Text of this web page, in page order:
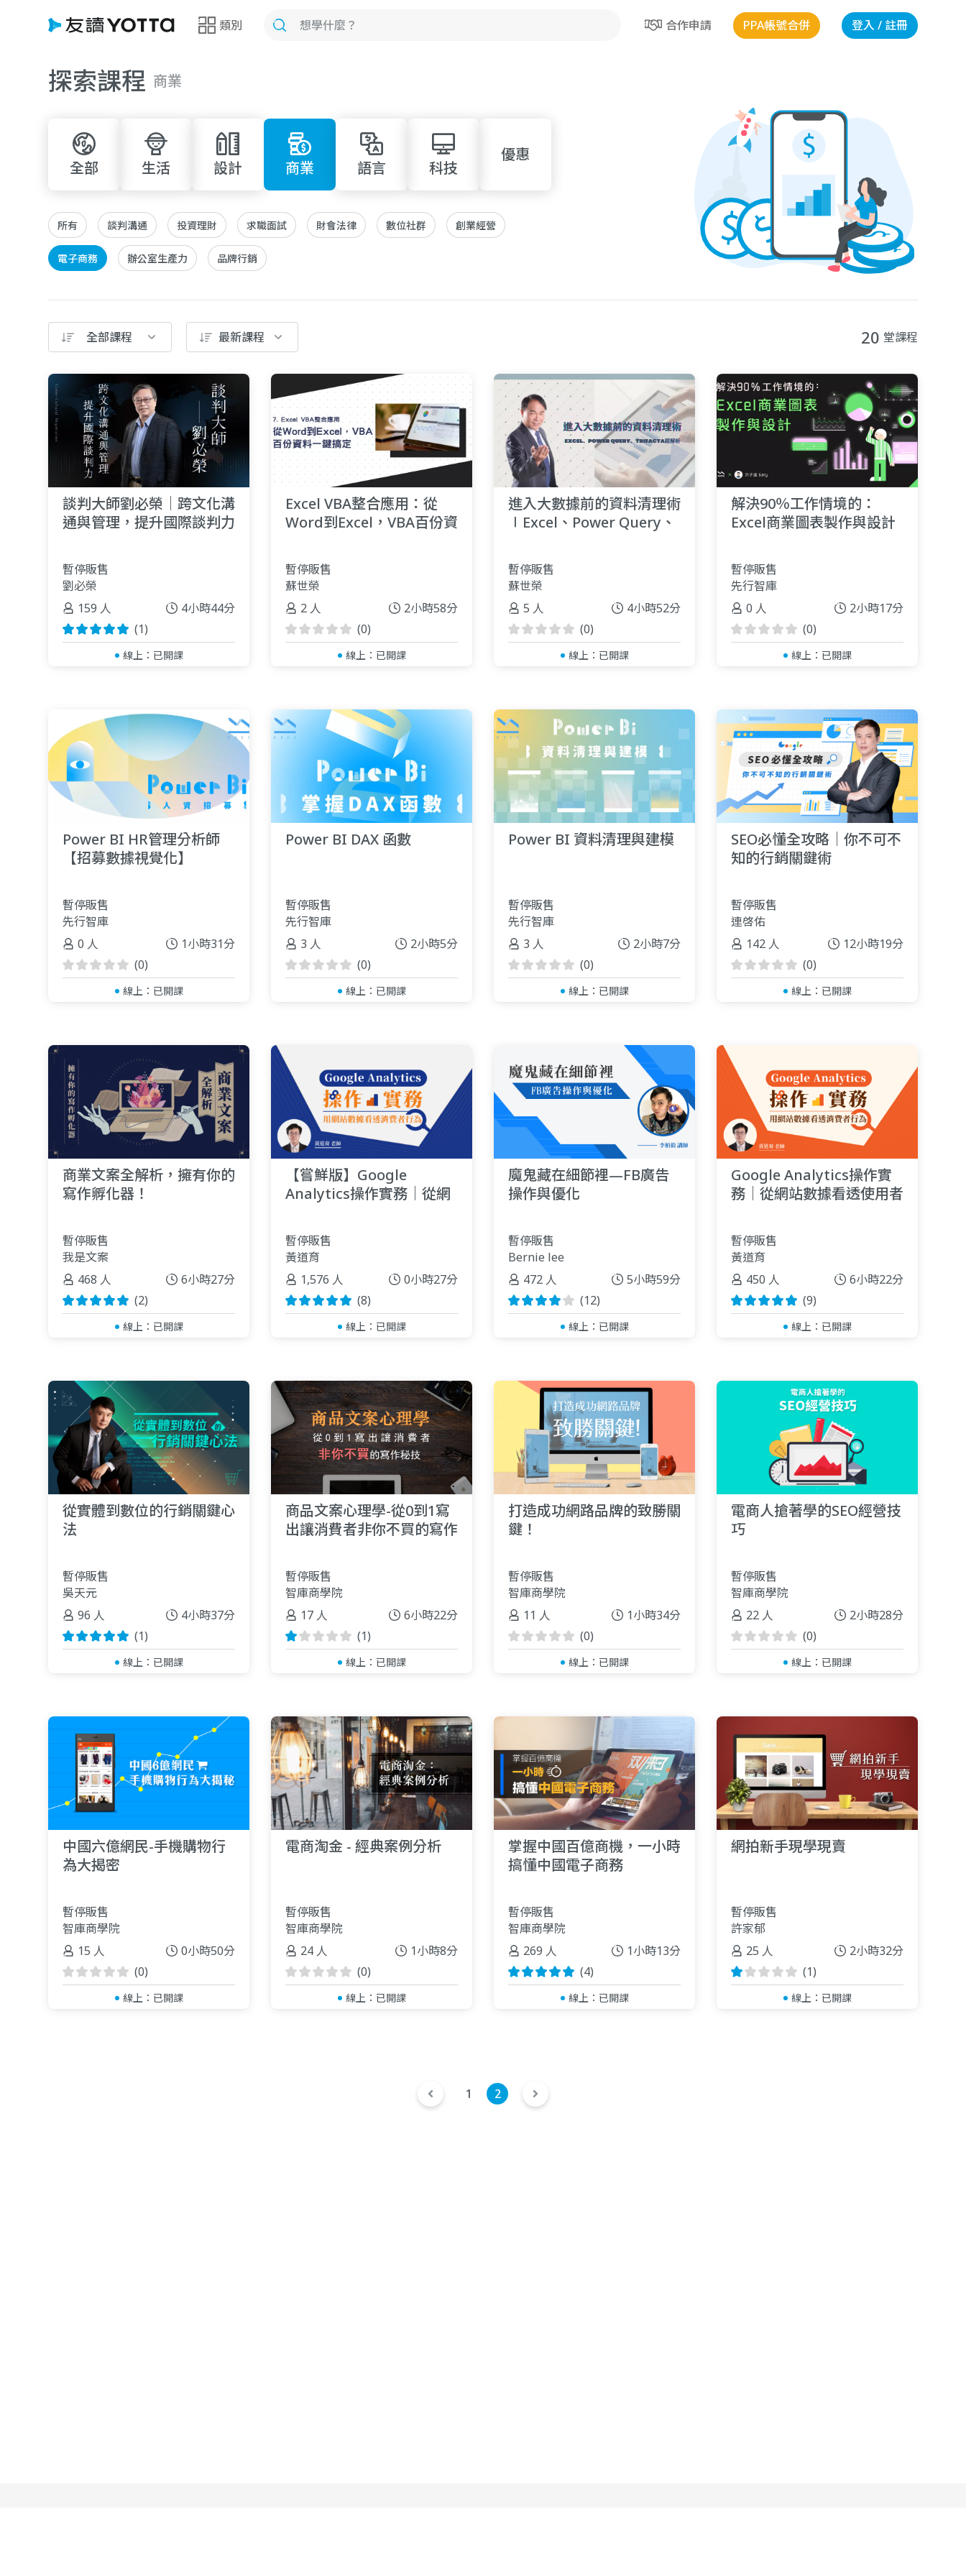
類別 合作申請 PPA帳號合併 登入 / 註冊
探索課程 商業
全部 生活 設計 商業 語言 科技
優惠
所有 談判溝通 投資理財 求職面試 財會法律 數位社群 創業經營
電子商務 辦公室生產力 品牌行銷
全部課程 最新課程 20 堂課程
談判大師劉必榮｜跨文化溝
通與管理，提升國際談判力
暫停販售
劉必榮
159 人
4小時44分
(1)
線上： 已開課
Excel VBA整合應用：從
Word到Excel，VBA百份資
暫停販售
蘇世榮
2 人
2小時58分
(0)
線上： 已開課
進入大數據前的資料清理術
∣Excel、Power Query、
暫停販售
蘇世榮
5 人
4小時52分
(0)
線上： 已開課
解決90％工作情境的：
Excel商業圖表製作與設計
暫停販售
先行智庫
0 人
2小時17分
(0)
線上： 已開課
Power BI HR管理分析師
【招募數據視覺化】
暫停販售
先行智庫
0 人
1小時31分
(0)
線上： 已開課
Power BI DAX 函數
暫停販售
先行智庫
3 人
2小時5分
(0)
線上： 已開課
Power BI 資料清理與建模
暫停販售
先行智庫
3 人
2小時7分
(0)
線上： 已開課
SEO必懂全攻略｜你不可不
知的行銷關鍵術
暫停販售
連啓佑
142 人
12小時19分
(0)
線上： 已開課
商業文案全解析，擁有你的
寫作孵化器！
暫停販售
我是文案
468 人
6小時27分
(2)
線上： 已開課
【嘗鮮版】Google
Analytics操作實務｜從網
暫停販售
黃道育
1,576 人
0小時27分
(8)
線上： 已開課
魔鬼藏在細節裡—FB廣告
操作與優化
暫停販售
Bernie lee
472 人
5小時59分
(12)
線上： 已開課
Google Analytics操作實
務｜從網站數據看透使用者
暫停販售
黃道育
450 人
6小時22分
(9)
線上： 已開課
從實體到數位的行銷關鍵心
法
暫停販售
吳天元
96 人
4小時37分
(1)
線上： 已開課
商品文案心理學-從0到1寫
出讓消費者非你不買的寫作
暫停販售
智庫商學院
17 人
6小時22分
(1)
線上： 已開課
打造成功網路品牌的致勝關
鍵！
暫停販售
智庫商學院
11 人
1小時34分
(0)
線上： 已開課
電商人搶著學的SEO經營技
巧
暫停販售
智庫商學院
22 人
2小時28分
(0)
線上： 已開課
中國六億網民-手機購物行
為大揭密
暫停販售
智庫商學院
15 人
0小時50分
(0)
線上： 已開課
電商淘金 - 經典案例分析
暫停販售
智庫商學院
24 人
1小時8分
(0)
線上： 已開課
掌握中國百億商機，一小時
搞懂中國電子商務
暫停販售
智庫商學院
269 人
1小時13分
(4)
線上： 已開課
網拍新手現學現賣
暫停販售
許家郁
25 人
2小時32分
(1)
線上： 已開課
1 2